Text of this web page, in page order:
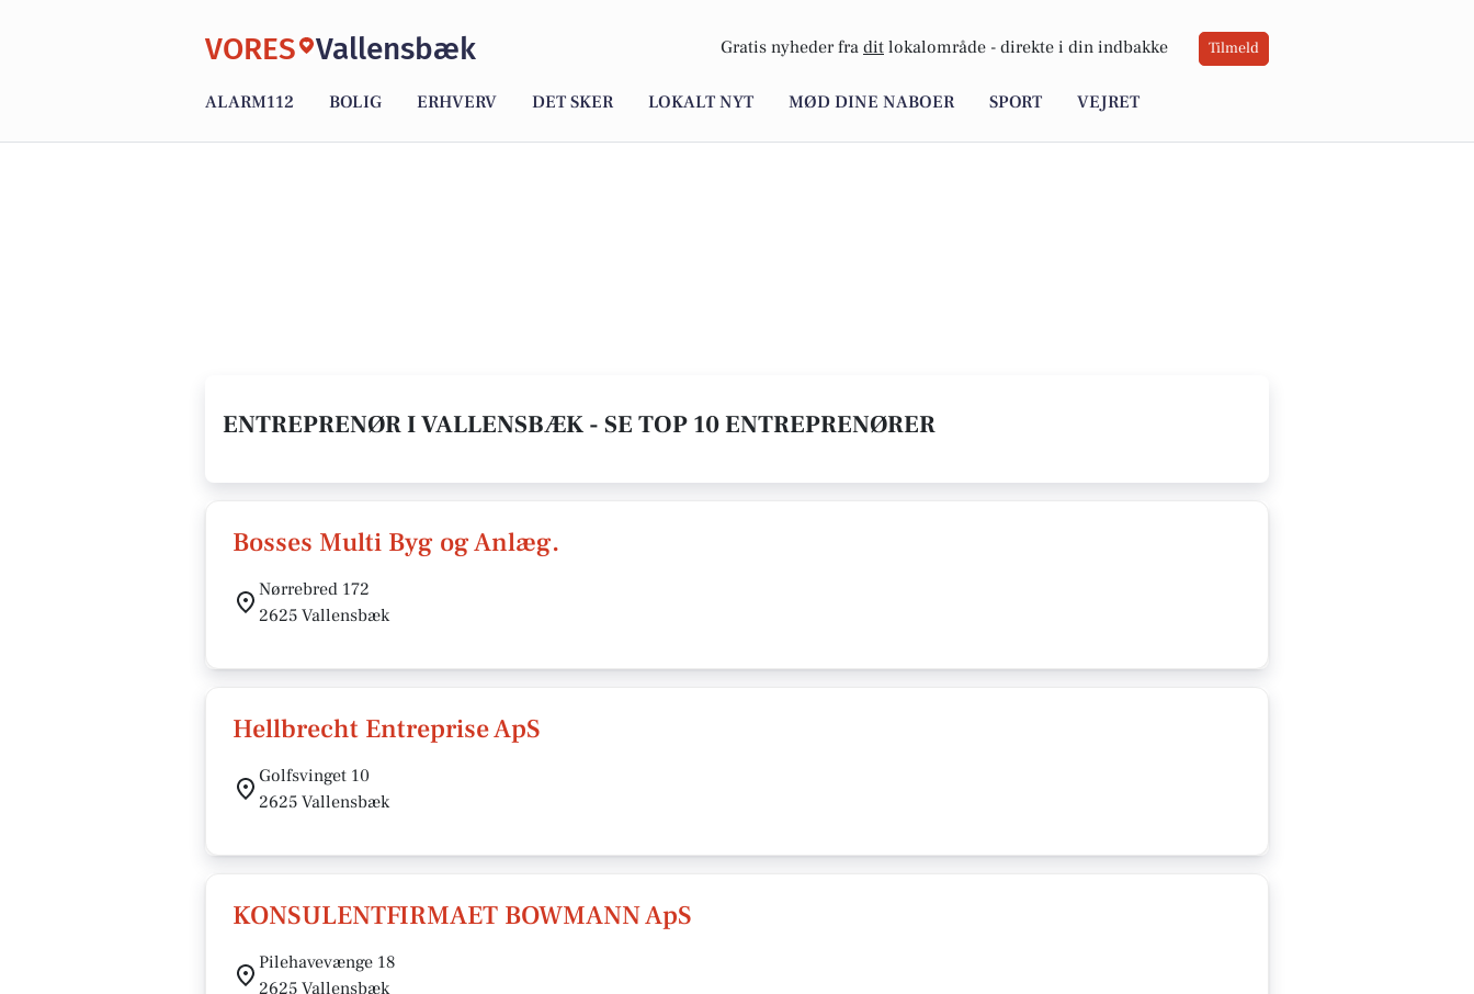
VORES Vallensbæk Gratis nyheder fra dit lokalområde - direkte i din indbakke Tilmeld
ALARM112 BOLIG ERHVERV DET SKER LOKALT NYT MØD DINE NABOER SPORT VEJRET
ENTREPRENØR I VALLENSBÆK - SE TOP 10 ENTREPRENØRER
Bosses Multi Byg og Anlæg.
Nørrebred 172
2625 Vallensbæk
Hellbrecht Entreprise ApS
Golfsvinget 10
2625 Vallensbæk
KONSULENTFIRMAET BOWMANN ApS
Pilehavevænge 18
2625 Vallensbæk